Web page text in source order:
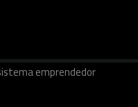
emprendedor